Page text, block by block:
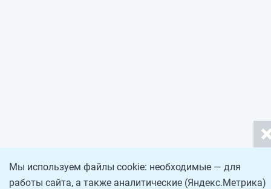
Мы используем файлы cookie: необходимые — для
работы сайта, а также аналитические (Яндекс.Метрика)